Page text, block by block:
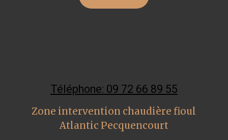
Téléphone: 09 72 66 89 55
Zone intervention chaudière fioul
Atlantic Pecquencourt